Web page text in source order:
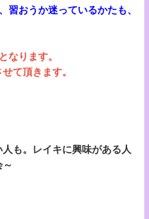
習おうか迷っているかたも、
なります。
て頂きます​​​​​。
も。レイキに興味がある人